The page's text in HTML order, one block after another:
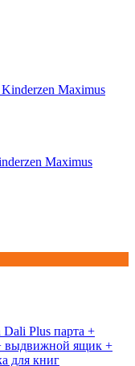
Maximus